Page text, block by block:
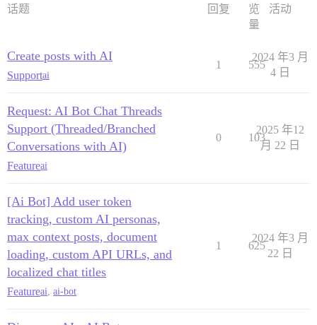
话题 回复
览
量
活动
Create posts with AI
Supportai
1 555
2024 年3 月
4 日
Request: AI Bot Chat Threads
Support (Threaded/Branched
Conversations with AI)
Featureai
0 103
2025 年12
月 22 日
[Ai Bot] Add user token
tracking, custom AI personas,
max context posts, document
loading, custom API URLs, and
localized chat titles
Featureai, ai-bot
1 625
2024 年3 月
22 日